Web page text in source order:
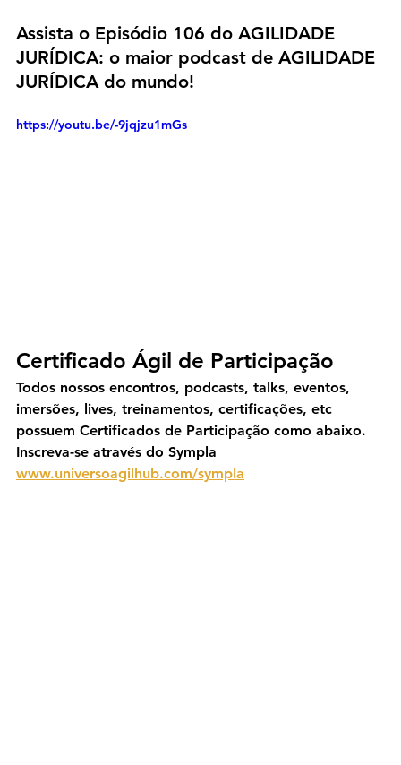
Assista o Episódio 106 do AGILIDADE
JURÍDICA: o maior podcast de AGILIDADE
JURÍDICA do mundo!
https://youtu.be/-9jqjzu1mGs
Certificado Ágil de Participação
Todos nossos encontros, podcasts, talks, eventos,
imersões, lives, treinamentos, certificações, etc
possuem Certificados de Participação como abaixo.
Inscreva-se através do Sympla
www.universoagilhub.com/sympla